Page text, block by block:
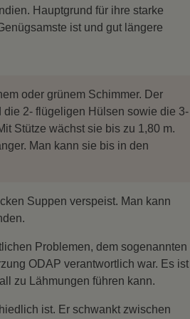
Hauptgrund für ihre starke
ist und gut längere
oder grünem Schimmer. Der
2- flügeligen Hülsen sowie die 3-
Stütze wächst sie bis zu 1,80 m.
Man kann sie bis in den
Suppen verspeist. Man kann
Problemen, dem sogenannten
ODAP verantwortlich war. Es ist
zu Lähmungen führen kann.
ist. Er schwankt zwischen
...